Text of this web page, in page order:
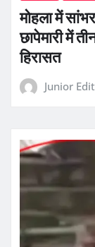
मोहला में
छापेमारी में
हिरासत
Junior